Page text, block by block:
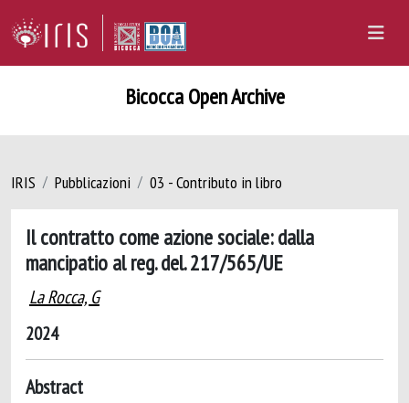
Bicocca Open Archive
IRIS Pubblicazioni 03 - Contributo in libro
Il contratto come azione sociale: dalla
mancipatio al reg. del. 217/565/UE
La Rocca, G
2024
Abstract